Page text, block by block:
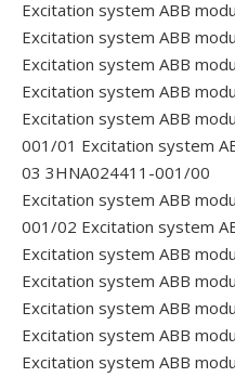
Excitation system ABB
Excitation system ABB
Excitation system ABB
Excitation system ABB
Excitation system ABB
001/01 Excitation system
03 3HNA024411-001/00
Excitation system ABB
001/02 Excitation system
Excitation system ABB
Excitation system ABB
Excitation system ABB
Excitation system ABB
Excitation system ABB